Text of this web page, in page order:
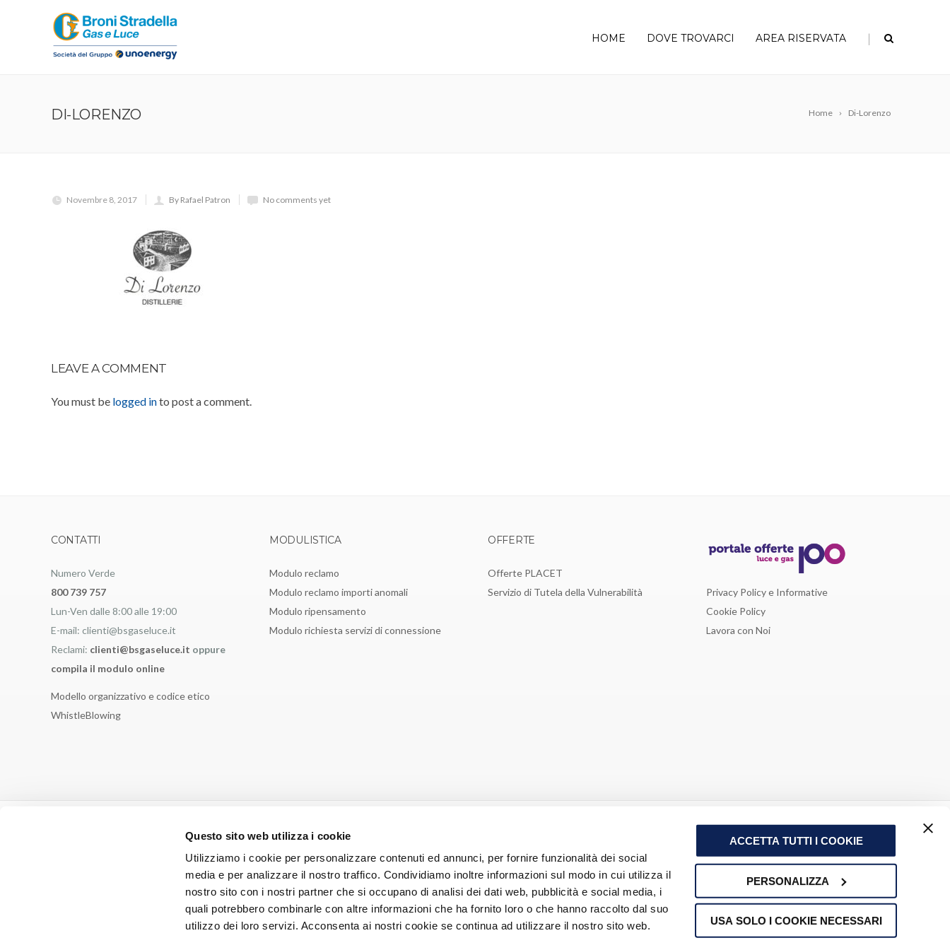
Questo sito web utilizza i cookie
Utilizziamo i cookie per personalizzare contenuti ed annunci, per fornire funzionalità dei social
media e per analizzare il nostro traffico. Condividiamo inoltre informazioni sul modo in cui utilizza il
nostro sito con i nostri partner che si occupano di analisi dei dati web, pubblicità e social media, i
quali potrebbero combinarle con altre informazioni che ha fornito loro o che hanno raccolto dal suo
utilizzo dei loro servizi. Acconsenta ai nostri cookie se continua ad utilizzare il nostro sito web.
ACCETTA TUTTI I COOKIE
PERSONALIZZA
USA SOLO I COOKIE NECESSARI
HOME DOVE TROVARCI AREA RISERVATA |
Home Di-Lorenzo
DI-LORENZO
Novembre 8, 2017 By Rafael Patron No comments yet
LEAVE A COMMENT
You must be logged into post a comment.
CONTATTI
Numero Verde
800 739 757
Lun-Ven dalle 8:00 alle 19:00
E-mail: clienti@bsgaseluce.it
Reclami: clienti@bsgaseluce.it oppure
compila il modulo online
Modello organizzativo e codice etico
WhistleBlowing
MODULISTICA
Modulo reclamo
Modulo reclamo importi anomali
Modulo ripensamento
Modulo richiesta servizi di connessione
OFFERTE
Offerte PLACET
Servizio di Tutela della Vulnerabilità
Privacy Policy e Informative
Cookie Policy
Lavora con Noi
POLITICA PER LA QUALITÀ